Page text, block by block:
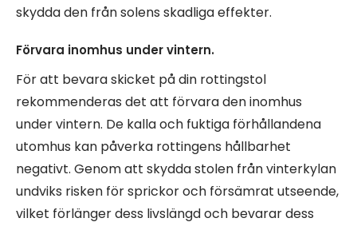
skydda den från solens skadliga effekter.
Förvara inomhus under vintern.
För att bevara skicket på din rottingstol
rekommenderas det att förvara den inomhus
under vintern. De kalla och fuktiga förhållandena
utomhus kan påverka rottingens hållbarhet
negativt. Genom att skydda stolen från vinterkylan
undviks risken för sprickor och försämrat utseende,
vilket förlänger dess livslängd och bevarar dess